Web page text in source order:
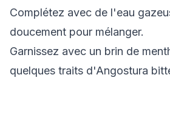
Complétez avec de l'eau
doucement pour mélanger.
Garnissez avec un brin de
quelques traits d'Angostura